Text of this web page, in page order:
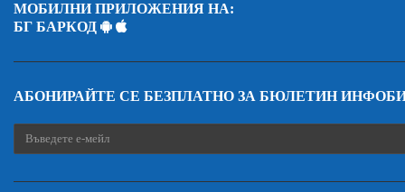
МОБИЛНИ ПРИЛОЖЕНИЯ НА:
БГ БАРКОД
АБОНИРАЙТЕ СЕ БЕЗПЛАТНО ЗА БЮЛЕТИН